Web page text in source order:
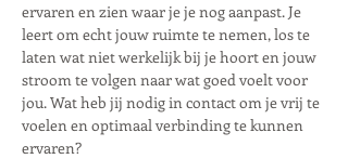
ervaren en zien waar je je nog aanpast. Je
leert om echt jouw ruimte te nemen, los te
laten wat niet werkelijk bij je hoort en jouw
stroom te volgen naar wat goed voelt voor
jou. Wat heb jij nodig in contact om je vrij te
voelen en optimaal verbinding te kunnen
ervaren?